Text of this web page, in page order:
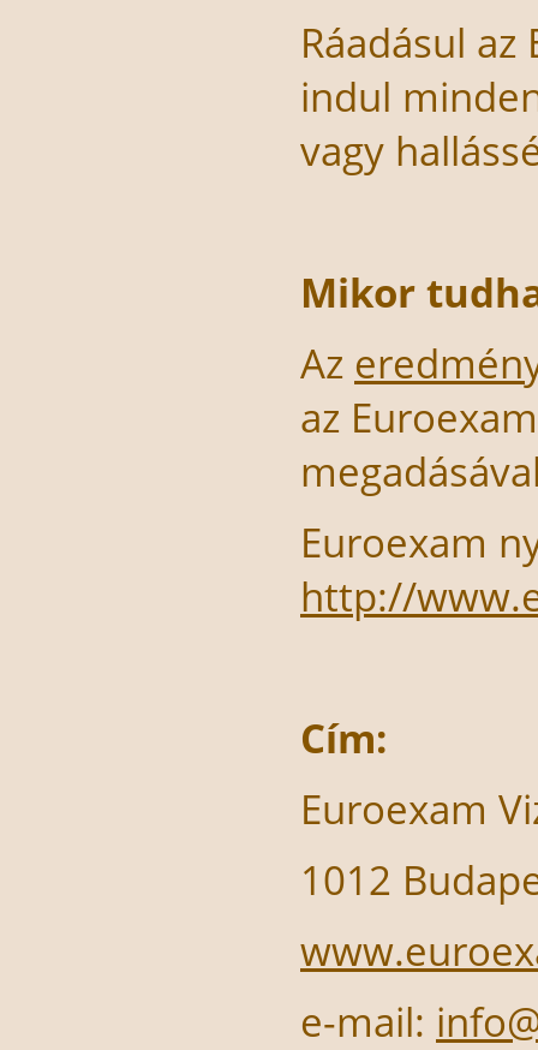
Ráadásul
indul
vagy
Mikor
Az
az
Euroexam
http://
Cím:
Euroexam
1012
e-mail: